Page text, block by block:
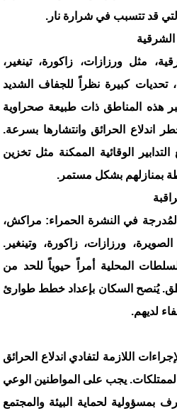
قد تتسبب في شرارة نار.
الشرقية
مثل ورزازات، زاكورة، تينغير،
تحديات كبيرة نظراً للجفاف الشديد
هذه المناطق ذات طبيعة صحراوية
اندلاع الحرائق وانتشارها بسرعة.
الوقائية الممكنة مثل تخزين
بمنازلهم بشكل مستمر.
في النشرة الحمراء: مراكش،
ورزازات، زاكورة، وتينغير.
المحلية أمراً حيوياً للحد من
يُنصح السكان بإعداد خطط طوارئ
لديهم.
اللازمة لتفادي اندلاع الحرائق
يجب على المواطنين الوعي
بمسؤولية لحماية البيئة والمجتمع